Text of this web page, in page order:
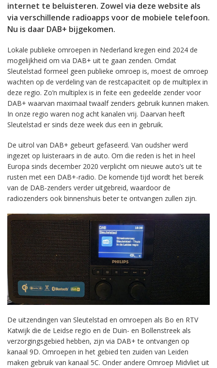
internet te beluisteren. Zowel via deze website als
via verschillende radioapps voor de mobiele telefoon.
Nu is daar DAB+ bijgekomen.
Lokale publieke omroepen in Nederland kregen eind 2024 de
mogelijkheid om via DAB+ uit te gaan zenden. Omdat
Sleutelstad formeel geen publieke omroep is, moest de omroep
wachten op de verdeling van de restcapaciteit op de multiplex in
deze regio. Zo’n multiplex is in feite een gedeelde zender voor
DAB+ waarvan maximaal twaalf zenders gebruik kunnen maken.
In onze regio waren nog acht kanalen vrij. Daarvan heeft
Sleutelstad er sinds deze week dus een in gebruik.
De uitrol van DAB+ gebeurt gefaseerd. Van oudsher werd
ingezet op luisteraars in de auto. Om die reden is het in heel
Europa sinds december 2020 verplicht om nieuwe auto’s uit te
rusten met een DAB+-radio. De komende tijd wordt het bereik
van de DAB-zenders verder uitgebreid, waardoor de
radiozenders ook binnenshuis beter te ontvangen zullen zijn.
De uitzendingen van Sleutelstad en omroepen als Bo en RTV
Katwijk die de Leidse regio en de Duin- en Bollenstreek als
verzorgingsgebied hebben, zijn via DAB+ te ontvangen op
kanaal 9D. Omroepen in het gebied ten zuiden van Leiden
maken gebruik van kanaal 5C. Onder andere Omroep Midvliet uit